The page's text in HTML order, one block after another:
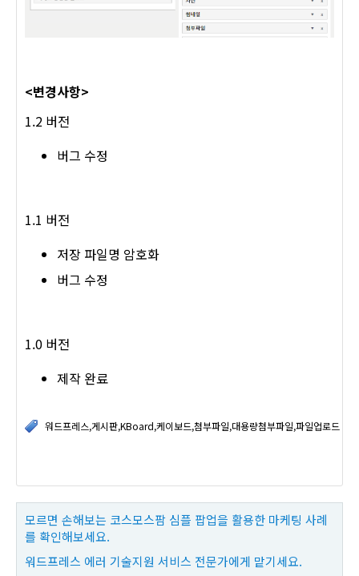
<변경사항>
1.2 버전
버그 수정
1.1 버전
저장 파일명 암호화
버그 수정
1.0 버전
제작 완료
워드프레스,게시판,KBoard,케이보드,첨부파일,대용량첨부파일,파일업로드
모르면 손해보는 코스모스팜 심플 팝업을 활용한 마케팅 사례
를 확인해보세요.
워드프레스 에러 기술지원 서비스 전문가에게 맡기세요.